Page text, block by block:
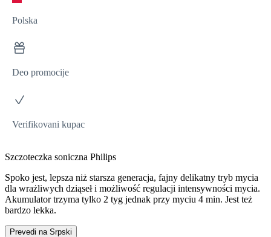
Polska
Deo promocije
Verifikovani kupac
Szczoteczka soniczna Philips
Spoko jest, lepsza niż starsza generacja, fajny delikatny tryb mycia
dla wrażliwych dziąseł i możliwość regulacji intensywności mycia.
Akumulator trzyma tylko 2 tyg jednak przy myciu 4 min. Jest też
bardzo lekka.
Prevedi na Srpski